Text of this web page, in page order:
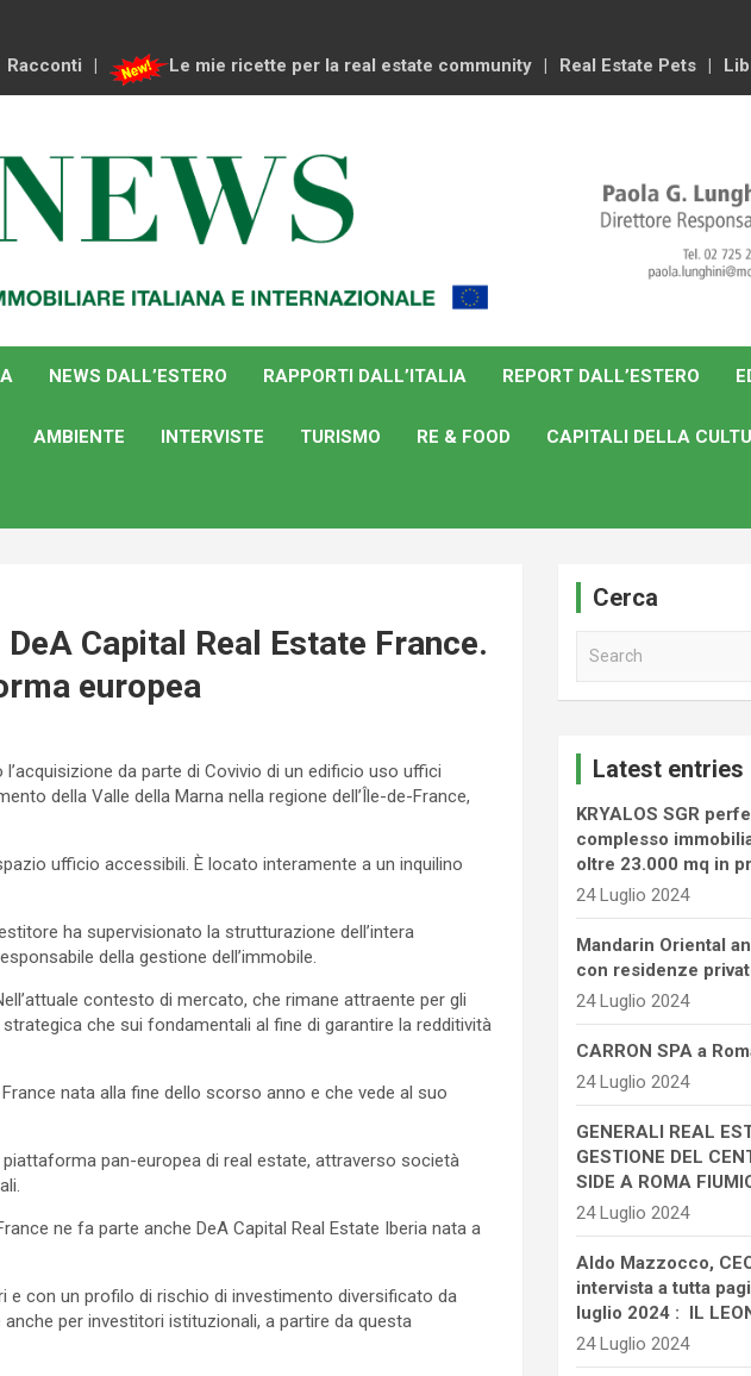
Racconti Le mie ricette per la real estate community Real Estate Pets
NEWS DALL’ESTERO RAPPORTI DALL’ITALIA REPORT DALL’ESTERO
AMBIENTE INTERVISTE TURISMO RE & FOOD CAPITALI DELLA
Capital Real Estate France.
europea
da parte di Covivio di un edificio uso uffici
della Valle della Marna nella regione dell’Île-de-France,
ufficio accessibili. È locato interamente a un inquilino
ha supervisionato la strutturazione dell’intera
della gestione dell’immobile.
contesto di mercato, che rimane attraente per gli
che sui fondamentali al fine di garantire la redditività
nata alla fine dello scorso anno e che vede al suo
pan-europea di real estate, attraverso società
ne fa parte anche DeA Capital Real Estate Iberia nata a
e con un profilo di rischio di investimento diversificato da
per investitori istituzionali, a partire da questa
Cerca
Latest entries
KRYALOS SGR
complesso
oltre 23.000 mq in
24 Luglio 2024
Mandarin Oriental
con residenze
24 Luglio 2024
CARRON SPA a
24 Luglio 2024
GENERALI REAL
GESTIONE DEL
SIDE A ROMA
24 Luglio 2024
Aldo Mazzocco,
intervista a tutta
luglio 2024 : IL
24 Luglio 2024